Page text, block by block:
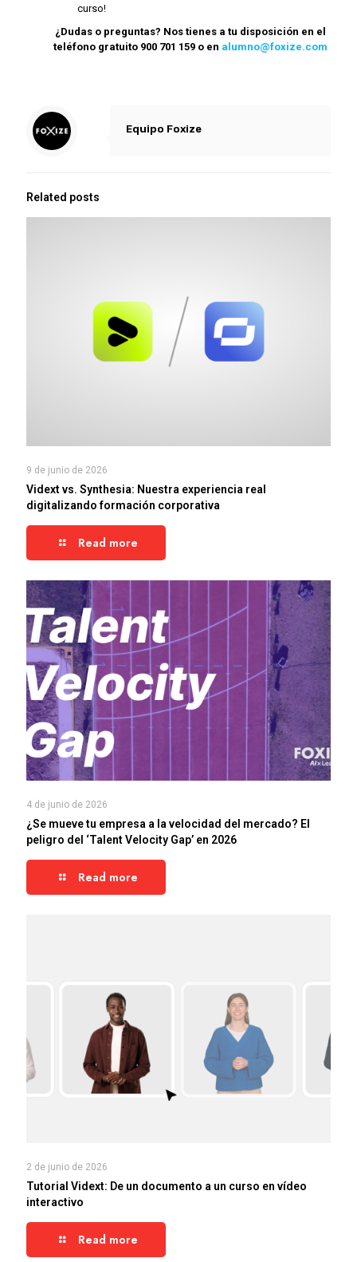
curso!
¿Dudas o preguntas? Nos tienes a tu disposición en el
teléfono gratuito 900 701 159 o en alumno@foxize.com
Equipo Foxize
Related posts
9 de junio de 2026
Vidext vs. Synthesia: Nuestra experiencia real
digitalizando formación corporativa
Read more
4 de junio de 2026
¿Se mueve tu empresa a la velocidad del mercado? El
peligro del ‘Talent Velocity Gap’ en 2026
Read more
2 de junio de 2026
Tutorial Vidext: De un documento a un curso en vídeo
interactivo
Read more